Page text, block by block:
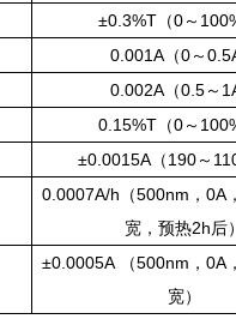
±0.3%T（0～
0.001A（0～
0.002A（0.5～
0.15%T（0～
±0.0015A（190～
0.0007A/h（500nm，
宽，预热2h后）
±0.0005A （500nm，
宽）